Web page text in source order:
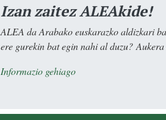
Izan zaitez ALEAkide!
ALEA da Arabako euskarazko aldizkari
ere gurekin bat egin nahi al duzu?
Informazio gehiago